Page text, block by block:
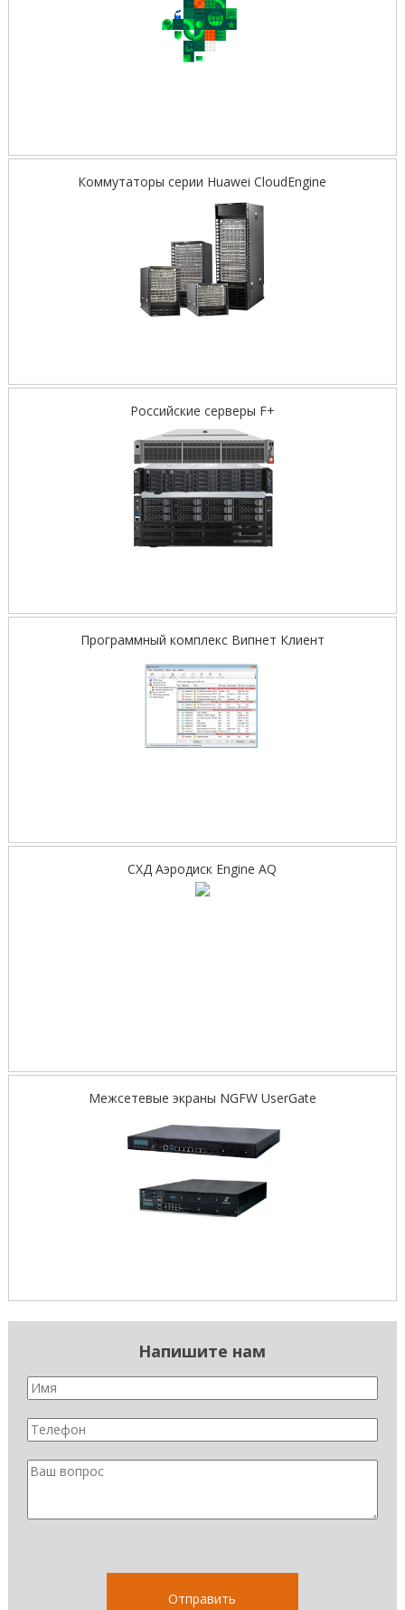
Коммутаторы серии Huawei CloudEngine
Российские серверы F+
Программный комплекс Випнет Клиент
СХД Аэродиск Engine AQ
Межсетевые экраны NGFW UserGate
Напишите нам